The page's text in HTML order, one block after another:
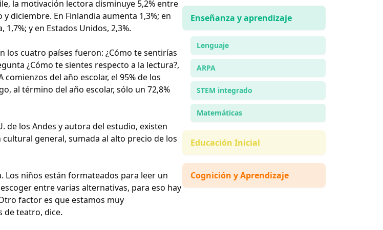
la motivación lectora disminuye 5,2% entre
y diciembre. En Finlandia aumenta 1,3%; en
1,7%; y en Estados Unidos, 2,3%.
cuatro países fueron: ¿Cómo te sentirías
¿Cómo te sientes respecto a la lectura?,
A comienzos del año escolar, el 95% de los
al término del año escolar, sólo un 72,8%
de los Andes y autora del estudio, existen
general, sumada al alto precio de los
niños están formateados para leer un
entre varias alternativas, para eso hay
factor es que estamos muy
teatro, dice.
Enseñanza y aprendizaje
Lenguaje
ARPA
STEM integrado
Matemáticas
Educación Inicial
Cognición y Aprendizaje